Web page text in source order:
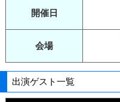
開催日
会場
出演ゲスト一覧